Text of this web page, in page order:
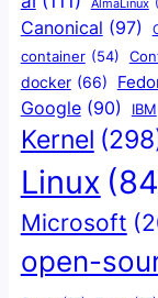
AlmaLinux
Canonical (97)
container (54)
docker (66)
Google (90) IBM
Kernel
Linux
Microsoft
open-